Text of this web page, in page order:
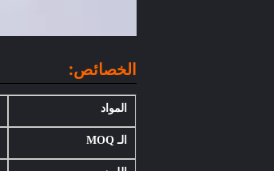
الخصائص:
المواد
الـ MOQ